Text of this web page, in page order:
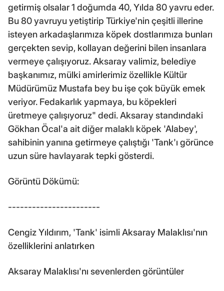
getirmiş olsalar 1 doğumda 40, Yılda 80 yavru eder.
Bu 80 yavruyu yetiştirip Türkiye'nin çeşitli illerine
isteyen arkadaşlarımıza köpek dostlarımıza bunları
gerçekten sevip, kollayan değerini bilen insanlara
vermeye çalışıyoruz. Aksaray valimiz, belediye
başkanımız, mülki amirlerimiz özellikle Kültür
Müdürümüz Mustafa bey bu işe çok büyük emek
veriyor. Fedakarlık yapmaya, bu köpekleri
üretmeye çalışıyoruz" dedi. Aksaray standındaki
Gökhan Öcal'a ait diğer malaklı köpek 'Alabey',
sahibinin yanına getirmeye çalıştığı 'Tank'ı görünce
uzun süre havlayarak tepki gösterdi.
Görüntü Dökümü:
-----------------------
Cengiz Yıldırım, 'Tank' isimli Aksaray Malaklısı'nın
özelliklerini anlatırken
Aksaray Malaklısı'nı sevenlerden görüntüler